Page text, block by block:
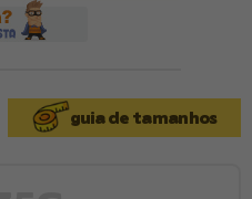
guia de tamanhos